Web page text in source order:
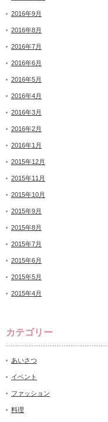
2016年9月
2016年8月
2016年7月
2016年6月
2016年5月
2016年4月
2016年3月
2016年2月
2016年1月
2015年12月
2015年11月
2015年10月
2015年9月
2015年8月
2015年7月
2015年6月
2015年5月
2015年4月
カテゴリー
あいさつ
イベント
ファッション
料理